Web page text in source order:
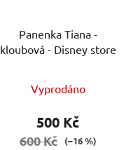
Panenka Tiana -
kloubová - Disney store
Vyprodáno
500 Kč
600 Kč (–16 %)